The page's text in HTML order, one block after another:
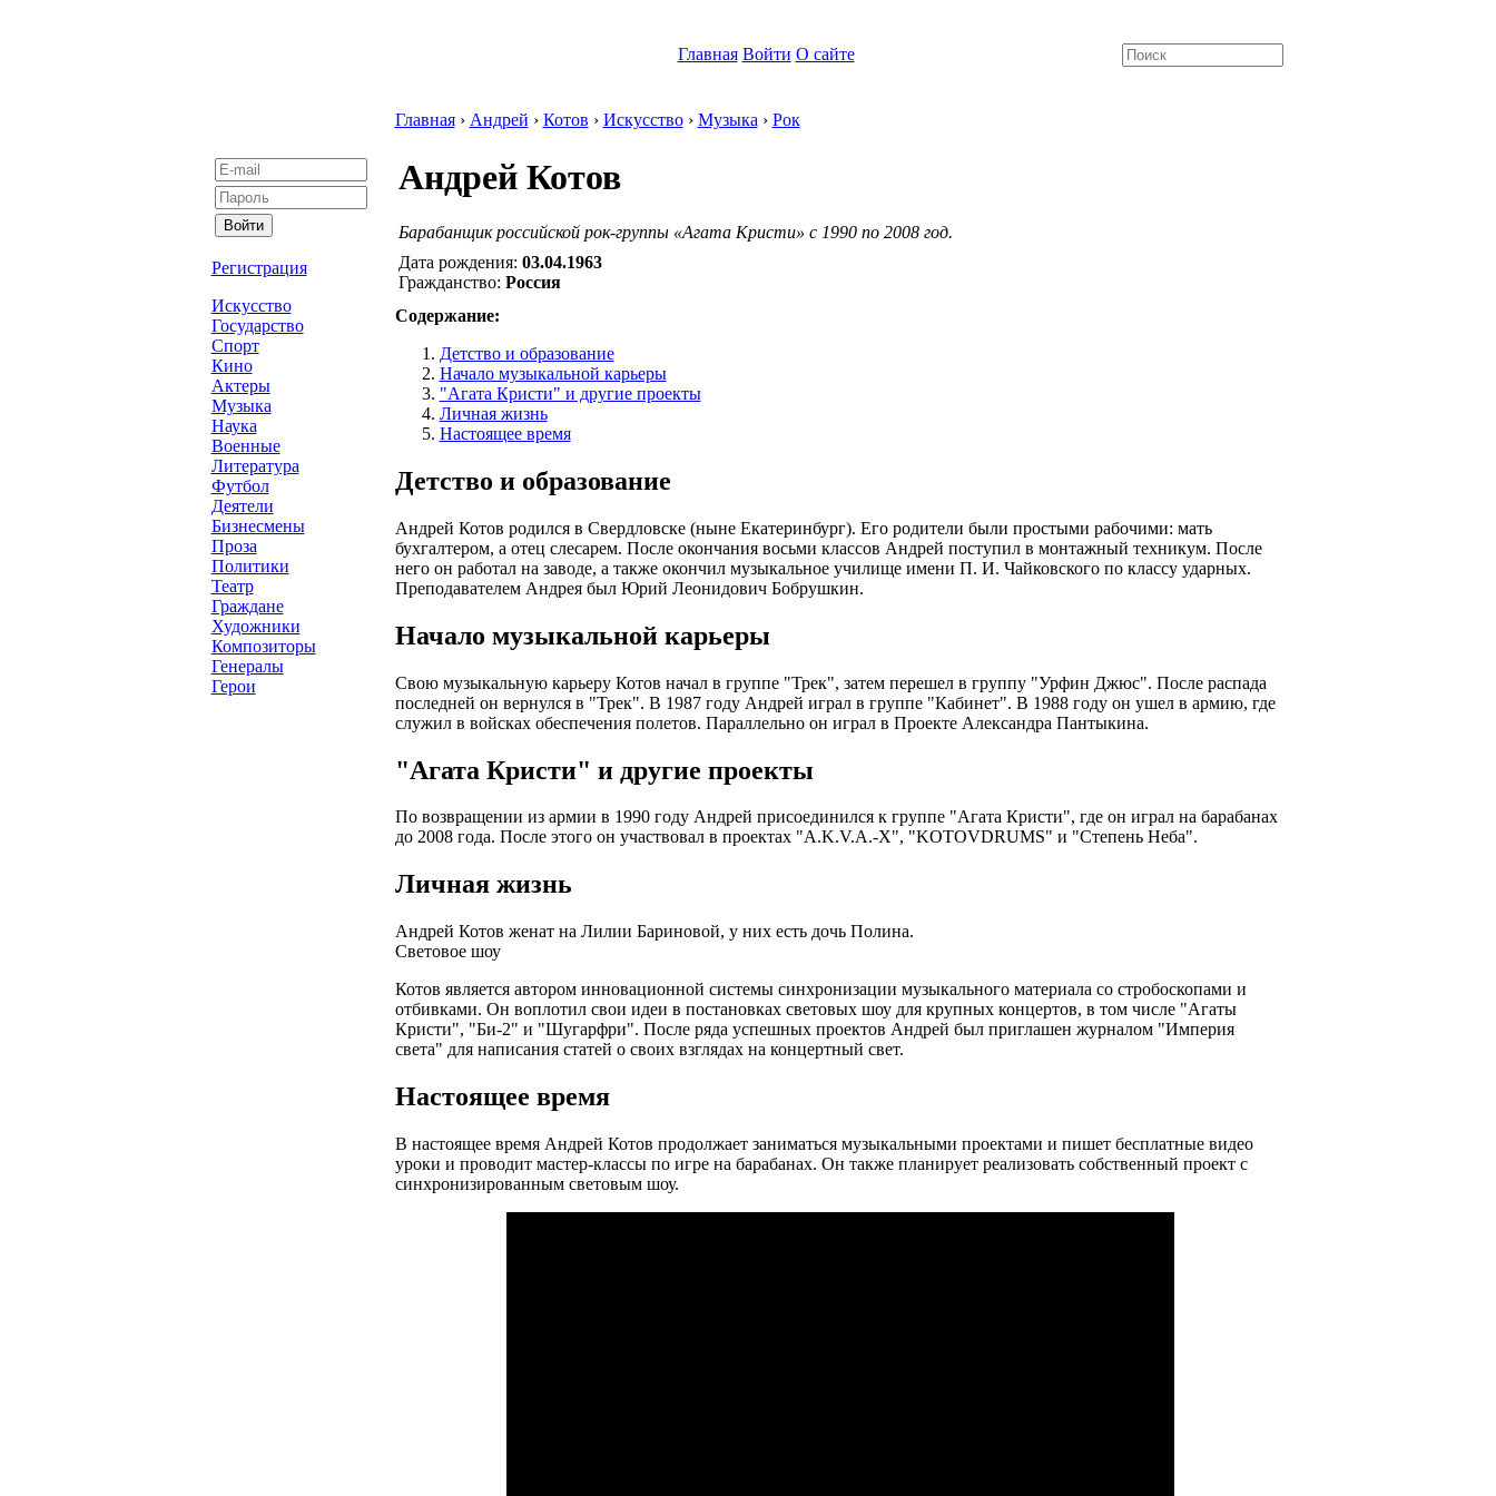
Главная Войти О сайте
Регистрация
Искусство
Государство
Спорт
Кино
Актеры
Музыка
Наука
Военные
Литература
Футбол
Деятели
Бизнесмены
Проза
Политики
Театр
Граждане
Художники
Композиторы
Генералы
Герои
Главная› Андрей › Котов › Искусство› Музыка › Рок
Андрей Котов
Барабанщик российской рок-группы «Агата Кристи» с 1990 по 2008 год.
Дата рождения: 03.04.1963
Гражданство: Россия
Содержание:
Детство и образование
Начало музыкальной карьеры
"Агата Кристи" и другие проекты
Личная жизнь
Настоящее время
Детство и образование
Андрей Котов родился в Свердловске (ныне Екатеринбург). Его родители были простыми рабочими: мать
бухгалтером, а отец слесарем. После окончания восьми классов Андрей поступил в монтажный техникум. После
него он работал на заводе, а также окончил музыкальное училище имени П. И. Чайковского по классу ударных.
Преподавателем Андрея был Юрий Леонидович Бобрушкин.
Начало музыкальной карьеры
Свою музыкальную карьеру Котов начал в группе "Трек", затем перешел в группу "Урфин Джюс". После распада
последней он вернулся в "Трек". В 1987 году Андрей играл в группе "Кабинет". В 1988 году он ушел в армию, где
служил в войсках обеспечения полетов. Параллельно он играл в Проекте Александра Пантыкина.
"Агата Кристи" и другие проекты
По возвращении из армии в 1990 году Андрей присоединился к группе "Агата Кристи", где он играл на барабанах
до 2008 года. После этого он участвовал в проектах "A.K.V.A.-X", "KOTOVDRUMS" и "Степень Неба".
Личная жизнь
Андрей Котов женат на Лилии Бариновой, у них есть дочь Полина.
Световое шоу
Котов является автором инновационной системы синхронизации музыкального материала со стробоскопами и
отбивками. Он воплотил свои идеи в постановках световых шоу для крупных концертов, в том числе "Агаты
Кристи", "Би-2" и "Шугарфри". После ряда успешных проектов Андрей был приглашен журналом "Империя
света" для написания статей о своих взглядах на концертный свет.
Настоящее время
В настоящее время Андрей Котов продолжает заниматься музыкальными проектами и пишет бесплатные видео
уроки и проводит мастер-классы по игре на барабанах. Он также планирует реализовать собственный проект с
синхронизированным световым шоу.